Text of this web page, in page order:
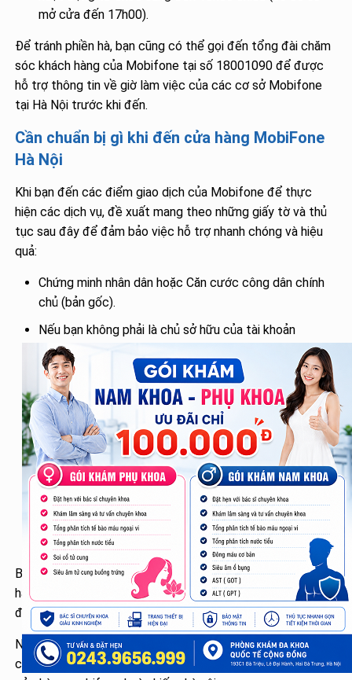
mở cửa đến 17h00).
Để tránh phiền hà, bạn cũng có thể gọi đến tổng đài chăm
sóc khách hàng của Mobifone tại số 18001090 để được
hỗ trợ thông tin về giờ làm việc của các cơ sở Mobifone
tại Hà Nội trước khi đến.
Cần chuẩn bị gì khi đến cửa hàng MobiFone
Hà Nội
Khi bạn đến các điểm giao dịch của Mobifone để thực
hiện các dịch vụ, đề xuất mang theo những giấy tờ và thủ
tục sau đây để đảm bảo việc hỗ trợ nhanh chóng và hiệu
quả:
Chứng minh nhân dân hoặc Căn cước công dân chính
chủ (bản gốc).
Nếu bạn không phải là chủ sở hữu của tài khoản
Mobifone và bạn đến cửa hàng thay mặt cho người
khác, bạn cần có giấy ủy quyền từ chủ sở hữu.
Sim Mobifone đang sử dụng (trong trường hợp bạn
mất sim, không cần mang theo).
Thêm vào đó, bạn cần cung cấp một số thông tin liên
quan đến tài khoản sim Mobifone, bao gồm 5 số
thường xuyên liên lạc, mệnh giá thẻ nạp gần đây, và
thông tin về gói cước 3G/4G đang sử dụng trên sim
của bạn để giúp nhân viên hỗ trợ bạn một cách tốt
nhất.
Bài viết trên đây đã tổng hợp đại lý , điểm giao dịch , cửa
hàng MobiFone ở Hà Nội . Bạn hãy lựa chọn cho mình địa
điểm gần nhất nhé !
Nội dung tìm kiếm khác
cửa hàng mobifone hoàng mai, hà nội